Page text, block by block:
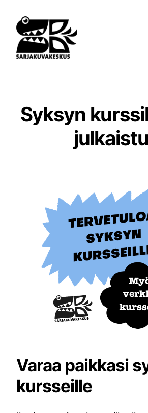
sisältöön
Syksyn
Varaa paikkasi
kursseille